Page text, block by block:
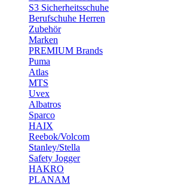
S3 Sicherheitsschuhe
Berufschuhe Herren
Zubehör
Marken
PREMIUM Brands
Puma
Atlas
MTS
Uvex
Albatros
Sparco
HAIX
Reebok/Volcom
Stanley/Stella
Safety Jogger
HAKRO
PLANAM